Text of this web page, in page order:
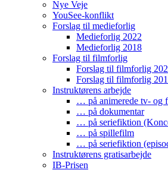
Nye Veje
YouSee-konflikt
Forslag til medieforlig
Medieforlig 2022
Medieforlig 2018
Forslag til filmforlig
Forslag til filmforlig
Forslag til filmforlig
Instruktørens arbejde
… på animerede tv- og
… på dokumentar
… på seriefiktion
… på spillefilm
… på seriefiktion
Instruktørens gratisarbejde
IB-Prisen